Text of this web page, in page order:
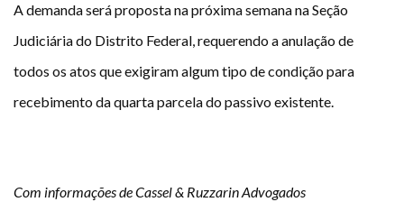
A demanda será proposta na próxima semana na Seção
Judiciária do Distrito Federal, requerendo a anulação de
todos os atos que exigiram algum tipo de condição para
recebimento da quarta parcela do passivo existente.
Com informações de Cassel & Ruzzarin Advogados